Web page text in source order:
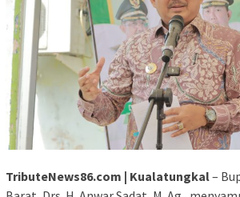
TributeNews86.com | Kualatungkal–